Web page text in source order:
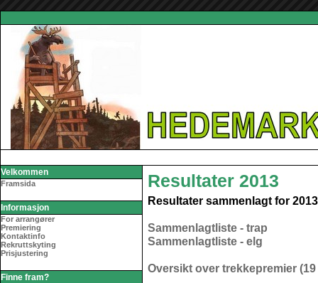
Velkommen
Framsida
Informasjon
For arrangører
Premiering
Kontaktinfo
Rekruttskyting
Prisjustering
Finne fram?
Resultater 2013
Resultater sammenlagt for
Sammenlagtliste - trap
Sammenlagtliste - elg
Oversikt over trekkepremier